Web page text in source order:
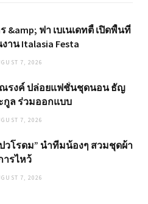
&amp; ฟา เบเนเดทตี้ เปิดพื้นที่
าน Italasia Festa
7, 2026
รงค์ ปล่อยแฟชั่นชุดนอน ธัญ
กูล ร่วมออกแบบ
7, 2026
โรดม” นำทีมน้องๆ สวมชุดผ้า
ารไหว้
7, 2026